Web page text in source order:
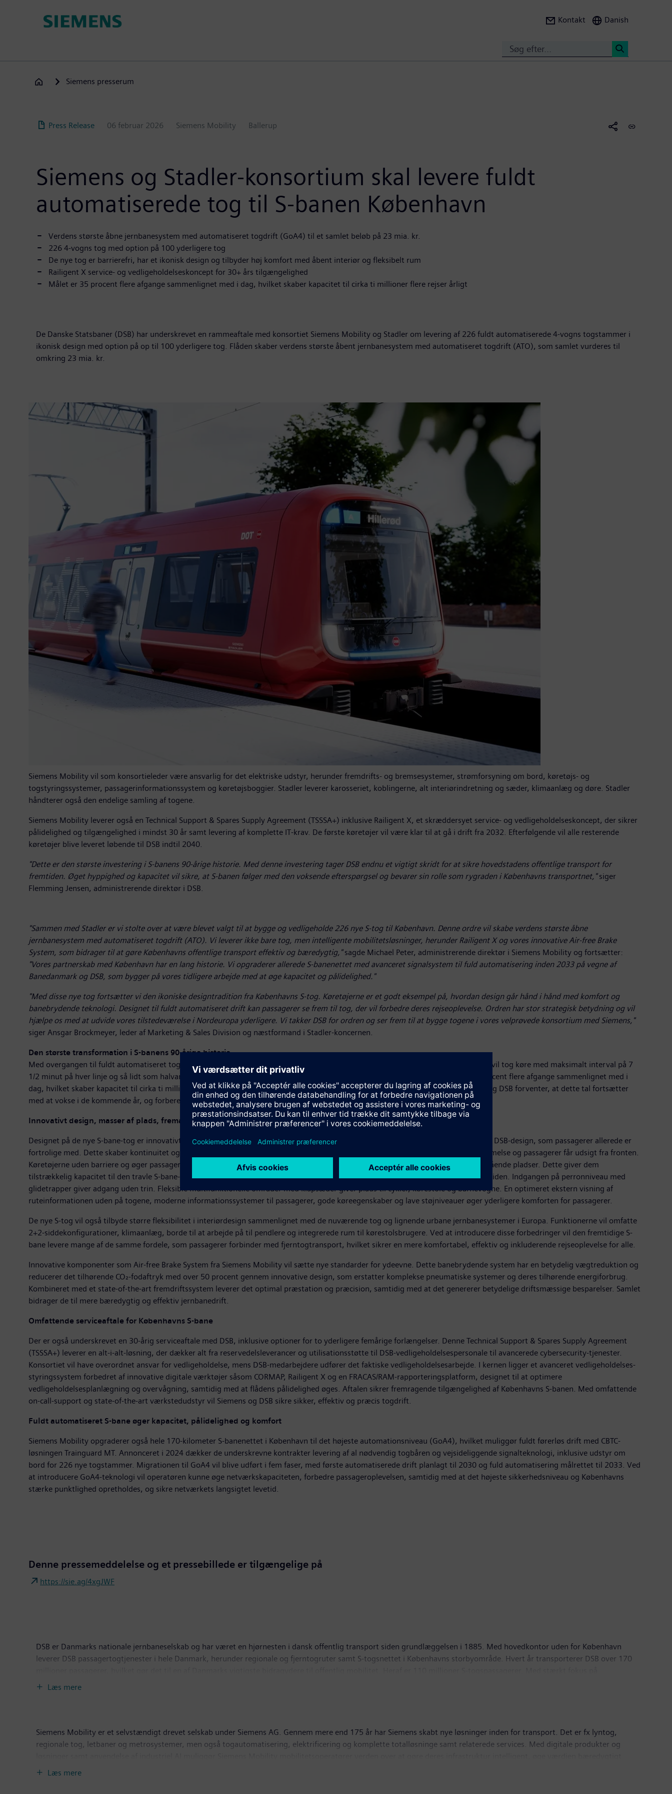
hovedindhold
Kontakt Danish
Siemens presserum
Press Release 06 februar 2026 Siemens Mobility Ballerup
Siemens og Stadler-konsortium skal levere fuldt
automatiserede tog til S-banen København
Verdens største åbne jernbanesystem med automatiseret togdrift (GoA4) til et samlet beløb på 23 mia. kr.
226 4-vogns tog med option på 100 yderligere tog
De nye tog er barrierefri, har et ikonisk design og tilbyder høj komfort med åbent interiør og fleksibelt rum
Railigent X service- og vedligeholdelseskoncept for 30+ års tilgængelighed
Målet er 35 procent flere afgange sammenlignet med i dag, hvilket skaber kapacitet til cirka ti millioner flere rejser årligt
De Danske Statsbaner (DSB) har underskrevet en rammeaftale med konsortiet Siemens Mobility og Stadler om levering af 226 fuldt automatiserede 4-vogns togstammer i
ikonisk design med option på op til 100 yderligere tog. Flåden skaber verdens største åbent jernbanesystem med automatiseret togdrift (ATO), som samlet vurderes til
omkring 23 mia. kr.
Siemens Mobility vil som konsortieleder være ansvarlig for det elektriske udstyr, herunder fremdrifts- og bremsesystemer, strømforsyning om bord, køretøjs- og
togstyringssystemer, passagerinformationssystem og køretøjsboggier. Stadler leverer karosseriet, koblingerne, alt interiørindretning og sæder, klimaanlæg og døre. Stadler
håndterer også den endelige samling af togene.
Siemens Mobility leverer også en Technical Support & Spares Supply Agreement (TSSSA+) inklusive Railigent X, et skræddersyet service- og vedligeholdelseskoncept, der sikrer
pålidelighed og tilgængelighed i mindst 30 år samt levering af komplette IT-krav. De første køretøjer vil være klar til at gå i drift fra 2032. Efterfølgende vil alle resterende
køretøjer blive leveret løbende til DSB indtil 2040.
"Dette er den største investering i S-banens 90-årige historie. Med denne investering tager DSB endnu et vigtigt skridt for at sikre hovedstadens offentlige transport for
fremtiden. Øget hyppighed og kapacitet vil sikre, at S-banen følger med den voksende efterspørgsel og bevarer sin rolle som rygraden i Københavns transportnet,"siger
Flemming Jensen, administrerende direktør i DSB.
"Sammen med Stadler er vi stolte over at være blevet valgt til at bygge og vedligeholde 226 nye S-tog til København. Denne ordre vil skabe verdens største åbne
jernbanesystem med automatiseret togdrift (ATO). Vi leverer ikke bare tog, men intelligente mobilitetsløsninger, herunder Railigent X og vores innovative Air-free Brake
System, som bidrager til at gøre Københavns offentlige transport effektiv og bæredygtig,"sagde Michael Peter, administrerende direktør i Siemens Mobility og fortsætter:
"Vores partnerskab med København har en lang historie. Vi opgraderer allerede S-banenettet med avanceret signalsystem til fuld automatisering inden 2033 på vegne af
Banedanmark og DSB, som bygger på vores tidligere arbejde med at øge kapacitet og pålidelighed."
"Med disse nye tog fortsætter vi den ikoniske designtradition fra Københavns S-tog. Køretøjerne er et godt eksempel på, hvordan design går hånd i hånd med komfort og
banebrydende teknologi. Designet til fuldt automatiseret drift kan passagerer se frem til tog, der vil forbedre deres rejseoplevelse. Ordren har stor strategisk betydning og vil
hjælpe os med at udvide vores tilstedeværelse i Nordeuropa yderligere. Vi takker DSB for ordren og ser frem til at bygge togene i vores velprøvede konsortium med Siemens,"
siger Ansgar Brockmeyer, leder af Marketing & Sales Division og næstformand i Stadler-koncernen.
Den største transformation i S-banens 90-årige historie
Med overgangen til fuldt automatiseret togdrift sigter DSB mod at øge betjeningen på Københavns S-bane væsentligt. I myldretiden vil tog køre med maksimalt interval på 7
1/2 minut på hver linje og så lidt som halvanden minut mellem tog i Københavns centrum. På flere ruter vil dette betyde op til 35 procent flere afgange sammenlignet med i
dag, hvilket skaber kapacitet til cirka ti millioner yderligere rejser årligt. I 2025 rejste omkring 111 millioner passagerer på S-banen, og DSB forventer, at dette tal fortsætter
med at vokse i de kommende år, og forbereder derfor S-banen til fremtiden.
Innovativt design, masser af plads, fremadrettet teknologi
Designet på de nye S-bane-tog er innovativt og adskiller sig bevidst fra andre forstadstog, samtidig med at det bevarer det velkendte DSB-design, som passagerer allerede er
fortrolige med. Dette skaber kontinuitet og komfort for stampassagerer. De store side- og især forruder giver en lys og åben fornemmelse og passagerer får udsigt fra fronten.
Køretøjerne uden barriere og øger passagerkomforten væsentligt. De 56 meter lange tog har 120 sæder, 36 klapsæder og ca. 300 stående pladser. Dette giver dem
tilstrækkelig kapacitet til den travle S-bane-drift. Brede gange og rummelige indgangsområder sikrer glat passagerflow selv i myldretiden. Indgangen på perronniveau med
glidetrapper giver adgang uden trin. Fleksible multifunktionelle områder med klapsæder giver plads til cykler, kørestole og barnevogne. En optimeret ekstern visning af
ruteinformationen uden på togene, moderne informationssystemer til passagerer, gode køreegenskaber og lave støjniveauer øger yderligere komforten for passagerer.
De nye S-tog vil også tilbyde større fleksibilitet i interiørdesign sammenlignet med de nuværende tog og lignende urbane jernbanesystemer i Europa. Funktionerne vil omfatte
2+2-siddekonfigurationer, klimaanlæg, borde til at arbejde på til pendlere og integrerede rum til kørestolsbrugere. Ved at introducere disse forbedringer vil den fremtidige S-
bane levere mange af de samme fordele, som passagerer forbinder med fjerntogtransport, hvilket sikrer en mere komfortabel, effektiv og inkluderende rejseoplevelse for alle.
Innovative komponenter som Air-free Brake System fra Siemens Mobility vil sætte nye standarder for ydeevne. Dette banebrydende system har en betydelig vægtreduktion og
reducerer det tilhørende CO₂-fodaftryk med over 50 procent gennem innovative design, som erstatter komplekse pneumatiske systemer og deres tilhørende energiforbrug.
Kombineret med et state-of-the-art fremdriftssystem leverer det optimal præstation og præcision, samtidig med at det genererer betydelige driftsmæssige besparelser. Samlet
bidrager de til mere bæredygtig og effektiv jernbanedrift.
Omfattende serviceaftale for Københavns S-bane
Der er også underskrevet en 30-årig serviceaftale med DSB, inklusive optioner for to yderligere femårige forlængelser. Denne Technical Support & Spares Supply Agreement
(TSSSA+) leverer en alt-i-alt-løsning, der dækker alt fra reservedelsleverancer og utilisationsstøtte til DSB-vedligeholdelsespersonale til avancerede cybersecurity-tjenester.
Konsortiet vil have overordnet ansvar for vedligeholdelse, mens DSB-medarbejdere udfører det faktiske vedligeholdelsesarbejde. I kernen ligger et avanceret vedligeholdelses-
styringssystem forbedret af innovative digitale værktøjer såsom CORMAP, Railigent X og en FRACAS/RAM-rapporteringsplatform, designet til at optimere
vedligeholdelsesplanlægning og overvågning, samtidig med at flådens pålidelighed øges. Aftalen sikrer fremragende tilgængelighed af Københavns S-banen. Med omfattende
on-call-support og state-of-the-art værkstedudstyr vil Siemens og DSB sikre sikker, effektiv og præcis togdrift.
Fuldt automatiseret S-bane øger kapacitet, pålidelighed og komfort
Siemens Mobility opgraderer også hele 170-kilometer S-banenettet i København til det højeste automationsniveau (GoA4), hvilket muliggør fuldt førerløs drift med CBTC-
løsningen Trainguard MT. Annonceret i 2024 dækker de underskrevne kontrakter levering af al nødvendig togbåren og vejsideliggende signalteknologi, inklusive udstyr om
bord for 226 nye togstammer. Migrationen til GoA4 vil blive udført i fem faser, med første automatiserede drift planlagt til 2030 og fuld automatisering målrettet til 2033. Ved
at introducere GoA4-teknologi vil operatøren kunne øge netværkskapaciteten, forbedre passageroplevelsen, samtidig med at det højeste sikkerhedsniveau og Københavns
stærke punktlighed opretholdes, og sikre netværkets langsigtet levetid.
Denne pressemeddelelse og et pressebillede er tilgængelige på
https://sie.ag/4xgJWF
DSB er Danmarks nationale jernbaneselskab og har været en hjørnesten i dansk offentlig transport siden grundlæggelsen i 1885. Med hovedkontor uden for København
leverer DSB passagertogtjenester i hele Danmark, herunder regionale og fjerntogruter samt S-togsnettet i Københavns storbyområde. Hvert år transporterer DSB over 170
bæredygtighed og innovation gennemgår DSB en grøn transformation ved at investere i elektriske tog og modernisere sin flåde for at reducere emissioner og forbedre
Læs mere
Siemens Mobility er et selvstændigt drevet selskab under Siemens AG. Gennem mere end 175 år har Siemens skabt nye løsninger inden for transport. Det er fx lyntog,
regionale tog, letbaner og metrosystemer, men også togautomatisering, elektrificering og komplette totalløsninge samt relaterede services. Med digitale produkter og
over hele livscyklussen, forbedre passageroplevelsen og garantere tilgængelighed. I regnskabsåret 2025, som sluttede den 30. september 2025, opnåede Siemens Mobility
Læs mere